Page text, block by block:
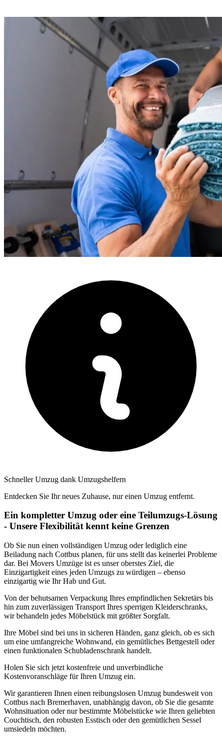
Schneller Umzug dank Umzugshelfern
Entdecken Sie Ihr neues Zuhause, nur einen Umzug entfernt.
Ein kompletter Umzug oder eine Teilumzugs-Lösung
- Unsere Flexibilität kennt keine Grenzen
Ob Sie nun einen vollständigen Umzug oder lediglich eine
Beiladung nach Cottbus planen, für uns stellt das keinerlei Probleme
dar. Bei Movers Umzüge ist es unser oberstes Ziel, die
Einzigartigkeit eines jeden Umzugs zu würdigen – ebenso
einzigartig wie Ihr Hab und Gut.
Von der behutsamen Verpackung Ihres empfindlichen Sekretärs bis
hin zum zuverlässigen Transport Ihres sperrigen Kleiderschranks,
wir behandeln jedes Möbelstück mit größter Sorgfalt.
Ihre Möbel sind bei uns in sicheren Händen, ganz gleich, ob es sich
um eine umfangreiche Wohnwand, ein gemütliches Bettgestell oder
einen funktionalen Schubladenschrank handelt.
Holen Sie sich jetzt kostenfreie und unverbindliche
Kostenvoranschläge für Ihren Umzug ein.
Wir garantieren Ihnen einen reibungslosen Umzug bundesweit von
Cottbus nach Bremerhaven, unabhängig davon, ob Sie die gesamte
Wohnsituation oder nur bestimmte Möbelstücke wie Ihren geliebten
Couchtisch, den robusten Esstisch oder den gemütlichen Sessel
umsiedeln möchten.